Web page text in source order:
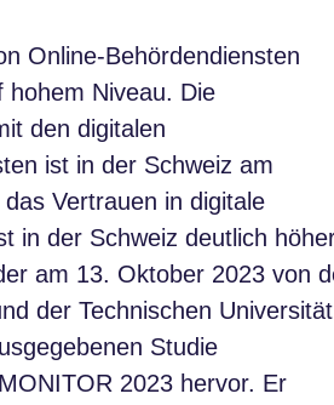
Online-Behördendiensten
hohem Niveau. Die
den digitalen
ist in der Schweiz am
Vertrauen in digitale
in der Schweiz deutlich
am 13. Oktober 2023 von
der Technischen Universität
Studie
2023 hervor. Er